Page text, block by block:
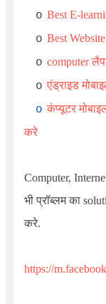
o Best E-
o Best
o computer
o एंड्राइड
o कंप्यूटर
करे
Computer,
भी प्रॉब्लम का
करे.
https://